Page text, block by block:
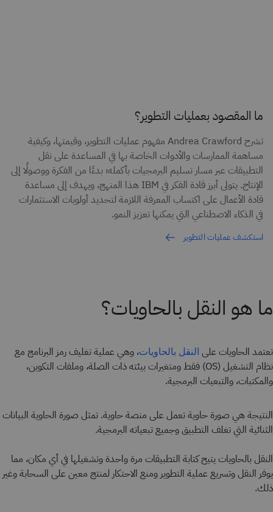
ما المقصود بعمليات التطوير؟
تشرح Andrea Crawford مفهوم عمليات التطوير، وقيمتها، وكيفية
مساهمة الممارسات والأدوات الخاصة بها في المساعدة على نقل
التطبيقات عبر مسار تسليم البرمجيات بأكمله؛ بدءًا من الفكرة ووصولًا إلى
الإنتاج. يتولى أبرز قادة الفكر في IBM هذا المنهج، ويهدف إلى مساعدة
قادة الأعمال على اكتساب المعرفة اللازمة لتحديد أولويات الاستثمارات
في الذكاء الاصطناعي التي يمكنها تعزيز النمو.
استكشف عمليات التطوير
ما هو النقل بالحاويات؟
تعتمد الحاويات على النقل بالحاويات، وهي عملية تغليف رمز البرنامج مع
نظام التشغيل (OS) فقط ومتغيرات بيئته ذات الصلة، وملفات التكوين،
والمكتبات، والتبعيات البرمجية.
النتيجة هي صورة حاوية تعمل على منصة حاوية. تمثل صورة الحاوية البيانات
الثنائية التي تغلف التطبيق وجميع تبعياته البرمجية.
النقل بالحاويات يتيح كتابة التطبيقات مرة واحدة وتشغيلها في أي مكان، مما
يوفر النقل وتسريع عملية التطوير ومنع الاحتكار لمنتج معين على السحابة وغير
ذلك.